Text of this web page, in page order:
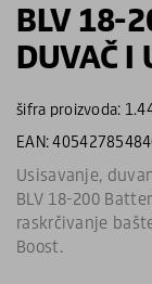
BLV 18-
DUVAČ I
šifra proizvoda:
EAN:
Usisavanje,
BLV 18-200
raskrčivanje
Boost.